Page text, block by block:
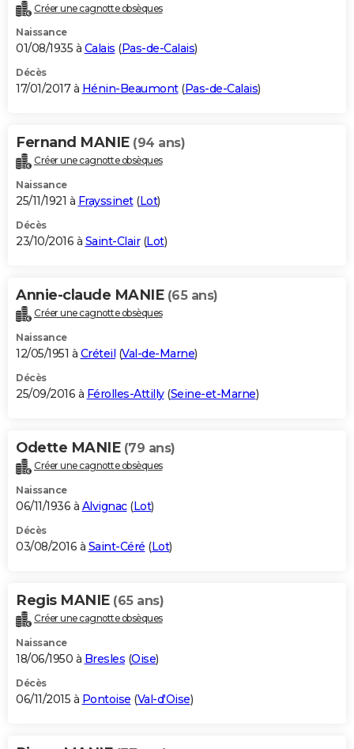
Créer une cagnotte obsèques
Naissance
01/08/1935 à Calais (Pas-de-Calais)
Décès
17/01/2017 à Hénin-Beaumont(Pas-de-Calais)
Fernand MANIE (94 ans)
Créer une cagnotte obsèques
Naissance
25/11/1921 à Frayssinet(Lot)
Décès
23/10/2016 à Saint-Clair(Lot)
Annie-claude MANIE (65 ans)
Créer une cagnotte obsèques
Naissance
12/05/1951 à Créteil (Val-de-Marne)
Décès
25/09/2016 à Férolles-Attilly(Seine-et-Marne)
Odette MANIE (79 ans)
Créer une cagnotte obsèques
Naissance
06/11/1936 à Alvignac(Lot)
Décès
03/08/2016 à Saint-Céré (Lot)
Regis MANIE (65 ans)
Créer une cagnotte obsèques
Naissance
18/06/1950 à Bresles (Oise)
Décès
06/11/2015 à Pontoise (Val-d'Oise)